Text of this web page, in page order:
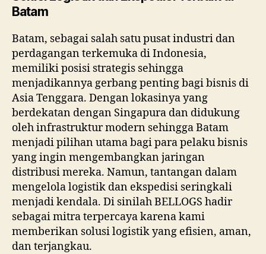
Batam
Batam, sebagai salah satu pusat industri dan
perdagangan terkemuka di Indonesia,
memiliki posisi strategis sehingga
menjadikannya gerbang penting bagi bisnis di
Asia Tenggara. Dengan lokasinya yang
berdekatan dengan Singapura dan didukung
oleh infrastruktur modern sehingga Batam
menjadi pilihan utama bagi para pelaku bisnis
yang ingin mengembangkan jaringan
distribusi mereka. Namun, tantangan dalam
mengelola logistik dan ekspedisi seringkali
menjadi kendala. Di sinilah BELLOGS hadir
sebagai mitra terpercaya karena kami
memberikan solusi logistik yang efisien, aman,
dan terjangkau.